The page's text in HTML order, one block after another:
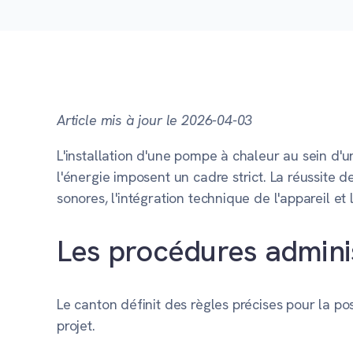
Article mis à jour le 2026-04-03
L'installation d'une pompe à chaleur au sein
l'énergie imposent un cadre strict. La réussite
sonores, l'intégration technique de l'appareil
Les procédures
Le canton définit des règles précises pour la
projet.